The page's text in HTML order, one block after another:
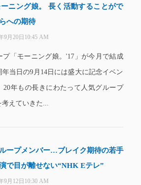
ニング娘。 長く活動することがで
への期待
9月20日10:45 AM
プ「モーニング娘。'17」が今月で結成
年当日の9月14日には盛大に記念イベン
20年もの長きにわたって人気グループ
えていきた...
ープメンバー…ブレイク期待の若手
で目が離せない“NHK Eテレ”
9月12日10:30 AM